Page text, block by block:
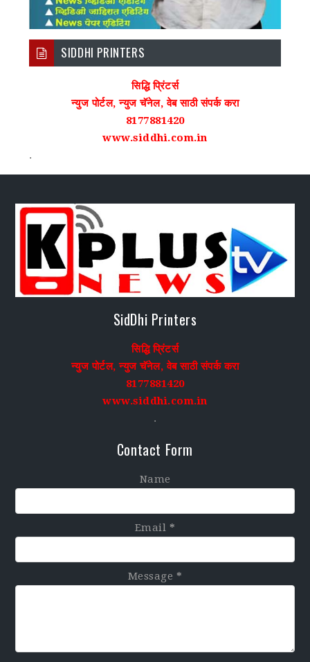
SIDDHI PRINTERS
सिद्धि प्रिंटर्स
न्युज पोर्टल, न्युज चॅनेल, वेब साठी संपर्क करा
8177881420
www.siddhi.com.in
.
SidDhi Printers
सिद्धि प्रिंटर्स
न्युज पोर्टल, न्युज चॅनेल, वेब साठी संपर्क करा
8177881420
www.siddhi.com.in
.
Contact Form
Name
Email *
Message *